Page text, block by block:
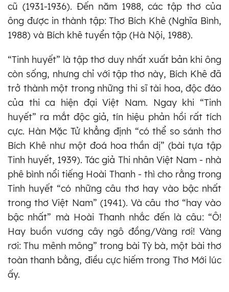
cũ (1931-1936). Đến năm 1988, các tập thơ của
ông được in thành tập: Thơ Bích Khê (Nghĩa Bình,
1988) và Bích khê tuyển tập (Hà Nội, 1988).
“Tinh huyết” là tập thơ duy nhất xuất bản khi ông
còn sống, nhưng chỉ với tập thơ này, Bích Khê đã
trở thành một trong những thi sĩ tài hoa, độc đáo
của thi ca hiện đại Việt Nam. Ngay khi “Tinh
huyết” ra mắt độc giả, tín hiệu phản hồi rất tích
cực. Hàn Mặc Tử khẳng định “có thể so sánh thơ
Bích Khê như một đoá hoa thần dị” (bài tựa tập
Tinh huyết, 1939). Tác giả Thi nhân Việt Nam - nhà
phê bình nổi tiếng Hoài Thanh - thì cho rằng trong
Tinh huyết “có những câu thơ hay vào bậc nhất
trong thơ Việt Nam” (1941). Và câu thơ “hay vào
bậc nhất” mà Hoài Thanh nhắc đến là câu: “Ô!
Hay buồn vương cây ngô đồng/Vàng rơi! Vàng
rơi: Thu mênh mông” trong bài Tỳ bà, một bài thơ
toàn thanh bằng, điều cực hiếm trong Thơ Mới lúc
ấy.